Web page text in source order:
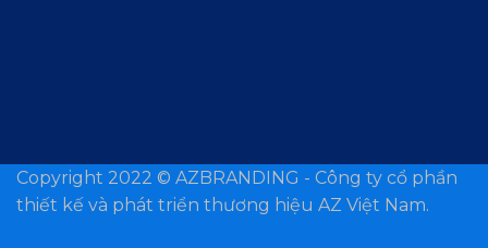
Copyright 2022 © AZBRANDING - Công ty cổ phần
thiết kế và phát triển thương hiệu AZ Việt Nam.